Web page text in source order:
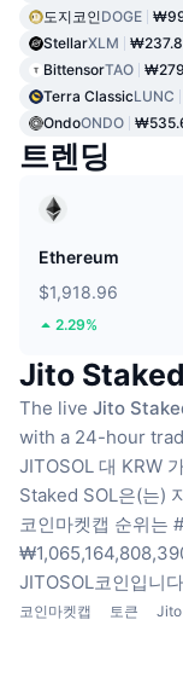
도지코인DOGE
StellarXLM
BittensorTAO
Terra ClassicLUNC
OndoONDO
트렌딩
Ethereum
$1,918.96
2.29%
Jito Staked
The live Jito
with a 24-hour
JITOSOL 대 KRW
Staked SOL은(는)
코인마켓캡 순위는
JITOSOL코인입니다
코인마켓캡 토큰 Jito